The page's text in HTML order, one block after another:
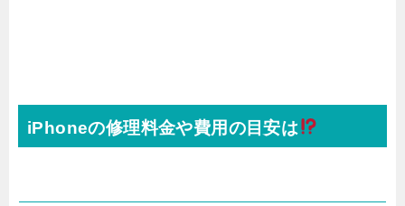
iPhoneの修理料金や費用の目安は